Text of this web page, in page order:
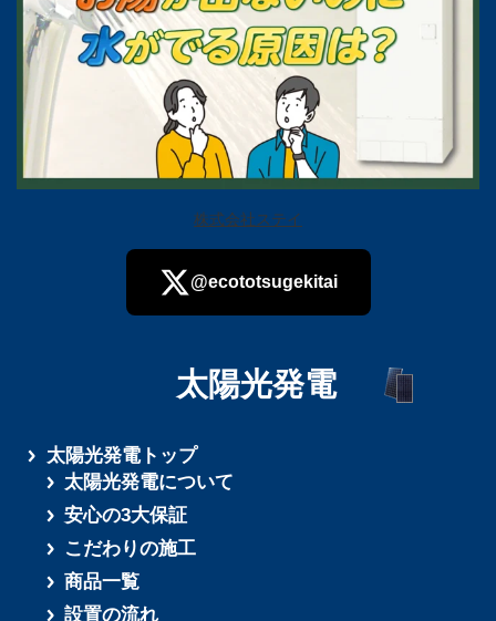
さらに読み込む
株式会社ステイ
@ecototsugekitai
太陽光発電
太陽光発電トップ
太陽光発電について
安心の3大保証
こだわりの施工
商品一覧
設置の流れ